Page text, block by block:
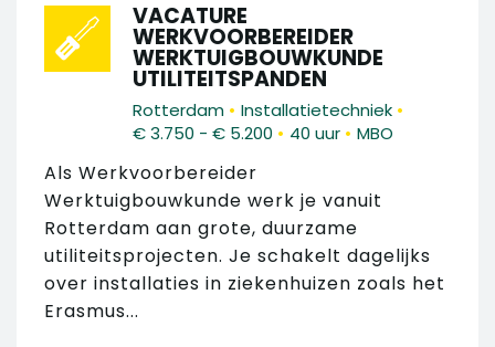
VACATURE
WERKVOORBEREIDER
WERKTUIGBOUWKUNDE
UTILITEITSPANDEN
Rotterdam • Installatietechniek •
€ 3.750 - € 5.200 • 40 uur • MBO
Als Werkvoorbereider
Werktuigbouwkunde werk je vanuit
Rotterdam aan grote, duurzame
utiliteitsprojecten. Je schakelt dagelijks
over installaties in ziekenhuizen zoals het
Erasmus...